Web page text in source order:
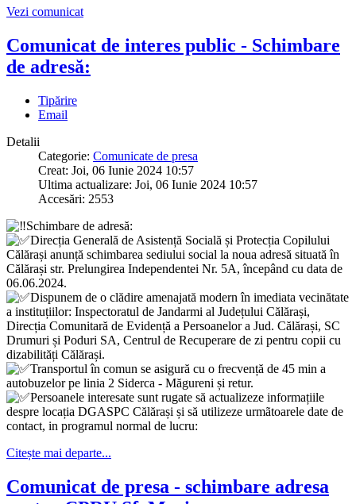
Vezi comunicat
Comunicat de interes public - Schimbare
de adresă:
Tipărire
Email
Detalii
Categorie: Comunicate de presa
Creat: Joi, 06 Iunie 2024 10:57
Ultima actualizare: Joi, 06 Iunie 2024 10:57
Accesări: 2553
Schimbare de adresă:
Direcția Generală de Asistență Socială și Protecția Copilului
Călărași anunță schimbarea sediului social la noua adresă situată în
Călărași str. Prelungirea Independentei Nr. 5A, începând cu data de
06.06.2024.
Dispunem de o clădire amenajată modern în imediata vecinătate
a instituțiilor: Inspectoratul de Jandarmi al Județului Călărași,
Direcția Comunitară de Evidență a Persoanelor a Jud. Călărași, SC
Drumuri și Poduri SA, Centrul de Recuperare de zi pentru copii cu
dizabilități Călărași.
Transportul în comun se asigură cu o frecvență de 45 min a
autobuzelor pe linia 2 Siderca - Măgureni și retur.
Persoanele interesate sunt rugate să actualizeze informațiile
despre locația DGASPC Călărași și să utilizeze urmãtoarele date de
contact, in programul normal de lucru:
Citește mai departe...
Comunicat de presa - schimbare adresa